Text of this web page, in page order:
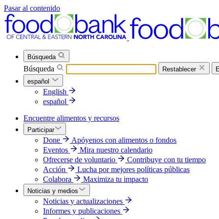
Pasar al contenido
Búsqueda
Búsqueda Restablecer
español
English
español
Encuentre alimentos y recursos
Participar
Done
Apóyenos con alimentos o fondos
Eventos
Mira nuestro calendario
Ofrecerse de voluntario
Contribuye con tu tiempo
Acción
Lucha por mejores políticas públicas
Colabora
Maximiza tu impacto
Noticias y medios
Noticias y actualizaciones
Informes y publicaciones